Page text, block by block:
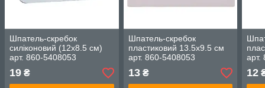
Шпатель-скребок
силіконовий (12х8.5 см)
арт. 860-5408053
19 ₴
Шпатель-скребок
пластиковий 13.5х9.5 см
арт. 860-5408053
13₴
арт.
12